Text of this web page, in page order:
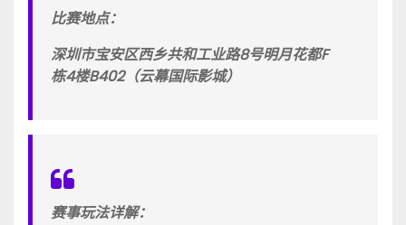
比赛地点：
深圳市宝安区西乡共和工业路8号明月花都F
栋4楼B402（云幕国际影城）
赛事玩法详解：